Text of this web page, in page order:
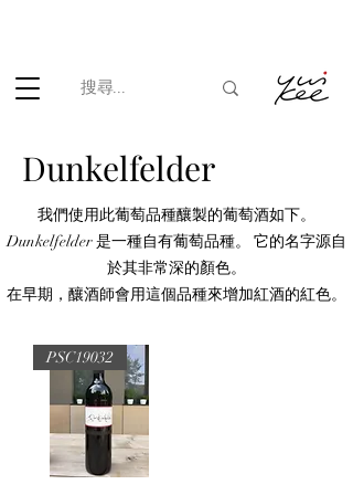
Dunkelfelder
我們使用此葡萄品種釀製的葡萄酒如下。
Dunkelfelder 是一種自有葡萄品種。 它的名字源自
於其非常深的顏色。
在早期，釀酒師會用這個品種來增加紅酒的紅色。
PSC19032